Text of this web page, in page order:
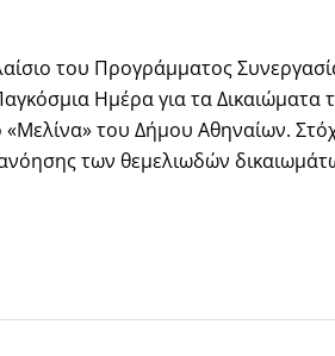
του Προγράμματος
Ημέρα για τα Δικαιώματα
του Δήμου Αθηναίων.
των θεμελιωδών